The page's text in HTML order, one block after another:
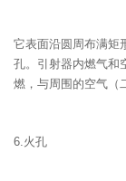
它表面沿圆周布满矩
孔。引射器内燃气和
燃，与周围的空气（
6.火孔